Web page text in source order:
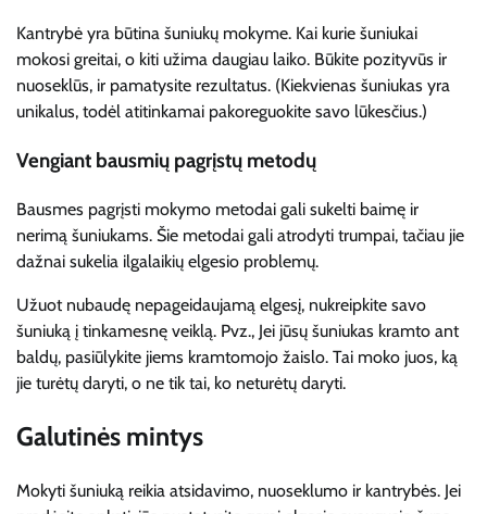
Kantrybė yra būtina šuniukų mokyme. Kai kurie šuniukai
mokosi greitai, o kiti užima daugiau laiko. Būkite pozityvūs ir
nuoseklūs, ir pamatysite rezultatus. (Kiekvienas šuniukas yra
unikalus, todėl atitinkamai pakoreguokite savo lūkesčius.)
Vengiant bausmių pagrįstų metodų
Bausmes pagrįsti mokymo metodai gali sukelti baimę ir
nerimą šuniukams. Šie metodai gali atrodyti trumpai, tačiau jie
dažnai sukelia ilgalaikių elgesio problemų.
Užuot nubaudę nepageidaujamą elgesį, nukreipkite savo
šuniuką į tinkamesnę veiklą. Pvz., Jei jūsų šuniukas kramto ant
baldų, pasiūlykite jiems kramtomojo žaislo. Tai moko juos, ką
jie turėtų daryti, o ne tik tai, ko neturėtų daryti.
Galutinės mintys
Mokyti šuniuką reikia atsidavimo, nuoseklumo ir kantrybės. Jei